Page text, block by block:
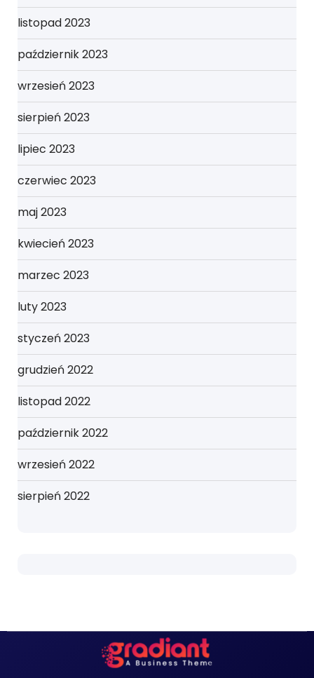
listopad 2023
październik 2023
wrzesień 2023
sierpień 2023
lipiec 2023
czerwiec 2023
maj 2023
kwiecień 2023
marzec 2023
luty 2023
styczeń 2023
grudzień 2022
listopad 2022
październik 2022
wrzesień 2022
sierpień 2022